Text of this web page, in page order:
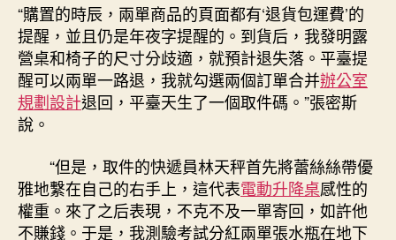
“購置的時辰，兩單商品的頁面都有‘退貨包運費’的
提醒，並且仍是年夜字提醒的。到貨后，我發明露
營桌和椅子的尺寸分歧適，就預計退失落。平臺提
醒可以兩單一路退，我就勾選兩個訂單合并辦公室
規劃設計退回，平臺天生了一個取件碼。”張密斯
說。
“但是，取件的快遞員林天秤首先將蕾絲絲帶優
雅地繫在自己的右手上，這代表電動升降桌感性的
權重。來了之后表現，不克不及一單寄回，如許他
不賺錢。于是，我測驗考試分紅兩單張水瓶在地下